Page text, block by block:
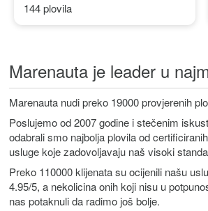
144 plovila
Marenauta je leader u
Marenauta nudi preko 19000 provjerenih
Poslujemo od 2007 godine i stečenim
odabrali smo najbolja plovila od
usluge koje zadovoljavaju naš visoki
Preko 110000 klijenata su ocijenili našu
4.95/5, a nekolicina onih koji nisu u
nas potaknuli da radimo još bolje.